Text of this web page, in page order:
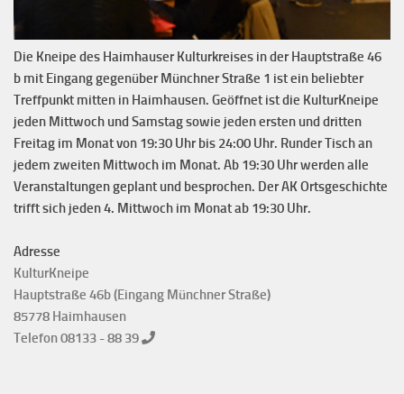
Die Kneipe des Haimhauser Kulturkreises in der Hauptstraße 46
b mit Eingang gegenüber Münchner Straße 1 ist ein beliebter
Treffpunkt mitten in Haimhausen. Geöffnet ist die KulturKneipe
jeden Mittwoch und Samstag sowie jeden ersten und dritten
Freitag im Monat von 19:30 Uhr bis 24:00 Uhr. Runder Tisch an
jedem zweiten Mittwoch im Monat. Ab 19:30 Uhr werden alle
Veranstaltungen geplant und besprochen. Der AK Ortsgeschichte
trifft sich jeden 4. Mittwoch im Monat ab 19:30 Uhr.
Adresse
KulturKneipe
Hauptstraße 46b (Eingang Münchner Straße)
85778 Haimhausen
Telefon 08133 - 88 39